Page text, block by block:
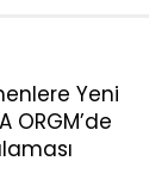
Yeni
ORGM’de